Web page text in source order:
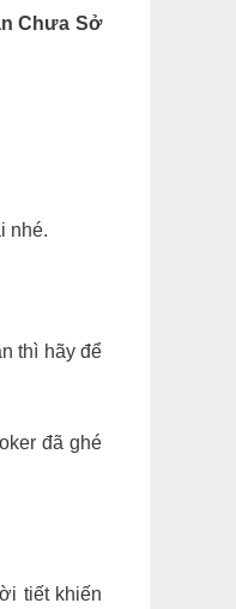
Chưa Sở
nhé.
thì hãy để
đã ghé
tiết khiến